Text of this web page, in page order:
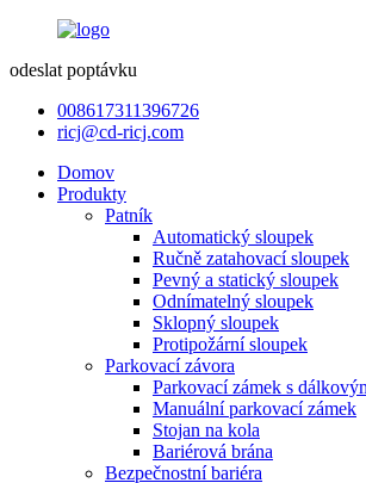
odeslat poptávku
008617311396726
ricj@cd-ricj.com
Domov
Produkty
Patník
Automatický sloupek
Ručně zatahovací sloupek
Pevný a statický sloupek
Odnímatelný sloupek
Sklopný sloupek
Protipožární sloupek
Parkovací závora
Parkovací zámek s
Manuální parkovací zámek
Stojan na kola
Bariérová brána
Bezpečnostní bariéra